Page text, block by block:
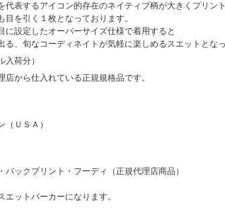
代表するアイコン的存在のネイティブ柄が大きくプリン
を引く１枚となっております。
に設定したオーバーサイズ仕様で着用すると
る、旬なコーディネイトが気軽に楽しめるスエットとなっ
入荷分）
から仕入れている正規規格品です。
ＵＳＡ）
ックプリント・フーディ（正規代理店商品）
ットパーカーになります。